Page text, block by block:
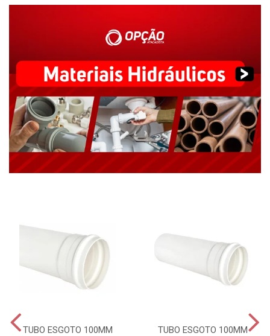
TUBO ESGOTO 100MM TUBO ESGOTO 100MM